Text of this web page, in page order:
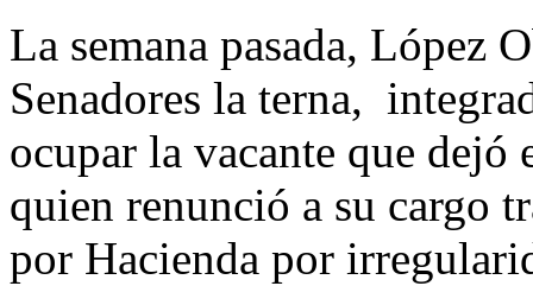
La semana pasada, López
Senadores la terna,
ocupar la vacante que
quien renunció a su cargo
por Hacienda por